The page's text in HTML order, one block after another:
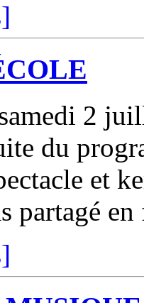
2
du
et
partagé